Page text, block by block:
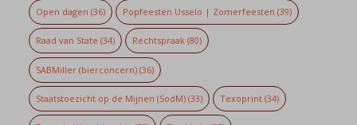
Open dagen (36) Popfeesten Usselo | Zomerfeesten (39)
Raad van State (34) Rechtspraak (80)
SABMiller (bierconcern)(36)
Staatstoezicht op de Mijnen (SodM)(33) Texoprint (34)